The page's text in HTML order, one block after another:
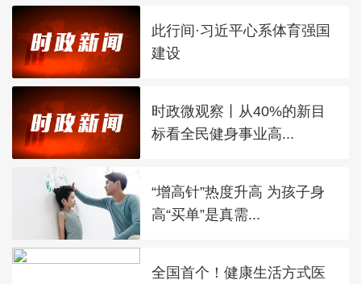
此行间·习近平心系体育强国
建设
时政微观察丨从40%的新目
标看全民健身事业高...
“增高针”热度升高 为孩子身
高“买单”是真需...
全国首个！健康生活方式医